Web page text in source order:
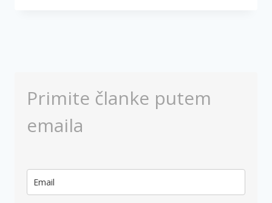
Primite članke putem
emaila